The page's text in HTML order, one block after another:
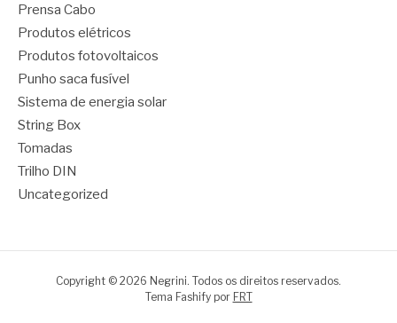
Prensa Cabo
Produtos elétricos
Produtos fotovoltaicos
Punho saca fusível
Sistema de energia solar
String Box
Tomadas
Trilho DIN
Uncategorized
Copyright © 2026 Negrini. Todos os direitos reservados.
Tema Fashify por FRT